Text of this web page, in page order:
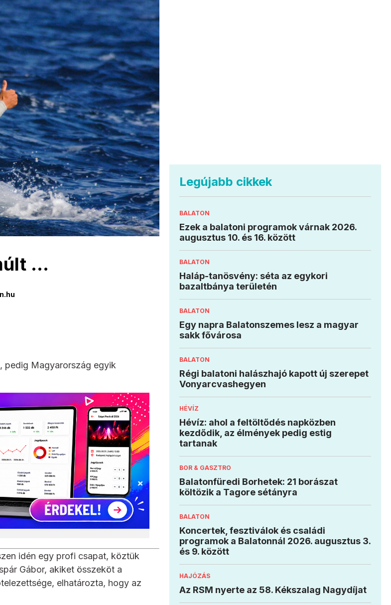
…
pedig Magyarország egyik
idén egy profi csapat, köztük
Gábor, akiket összeköt a
elhatározta, hogy az
Legújabb cikkek
BALATON
Ezek a balatoni programok várnak 2026.
augusztus 10. és 16. között
BALATON
Haláp-tanösvény: séta az egykori
bazaltbánya területén
BALATON
Egy napra Balatonszemes lesz a magyar
sakk fővárosa
BALATON
Régi balatoni halászhajó kapott új szerepet
Vonyarcvashegyen
HÉVÍZ
Hévíz: ahol a feltöltődés napközben
kezdődik, az élmények pedig estig
tartanak
BOR & GASZTRO
Balatonfüredi Borhetek: 21 borászat
költözik a Tagore sétányra
BALATON
Koncertek, fesztiválok és családi
programok a Balatonnál 2026. augusztus 3.
és 9. között
HAJÓZÁS
Az RSM nyerte az 58. Kékszalag Nagydíjat